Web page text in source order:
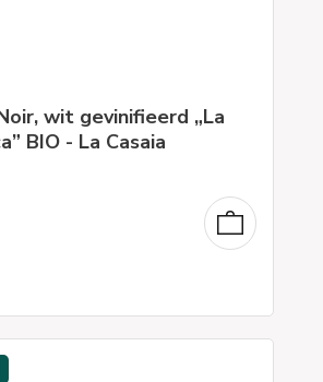
wit gevinifieerd „La
BIO - La Casaia